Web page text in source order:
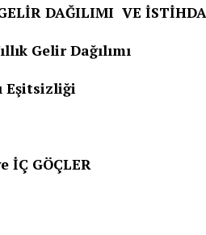
DAĞILIMI VE
Gelir Dağılımı
İÇ GÖÇLER